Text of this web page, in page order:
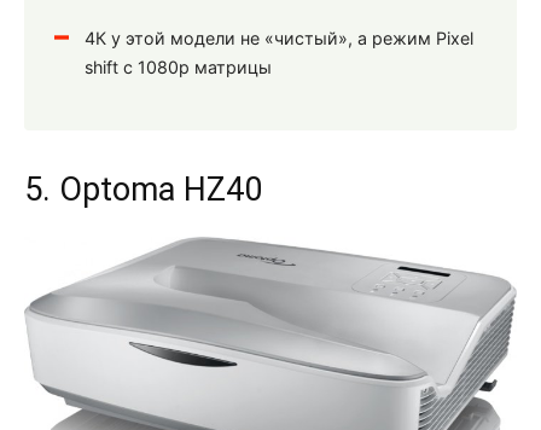
4К у этой модели не «чистый», а режим Pixel
shift с 1080р матрицы
5. Optoma HZ40